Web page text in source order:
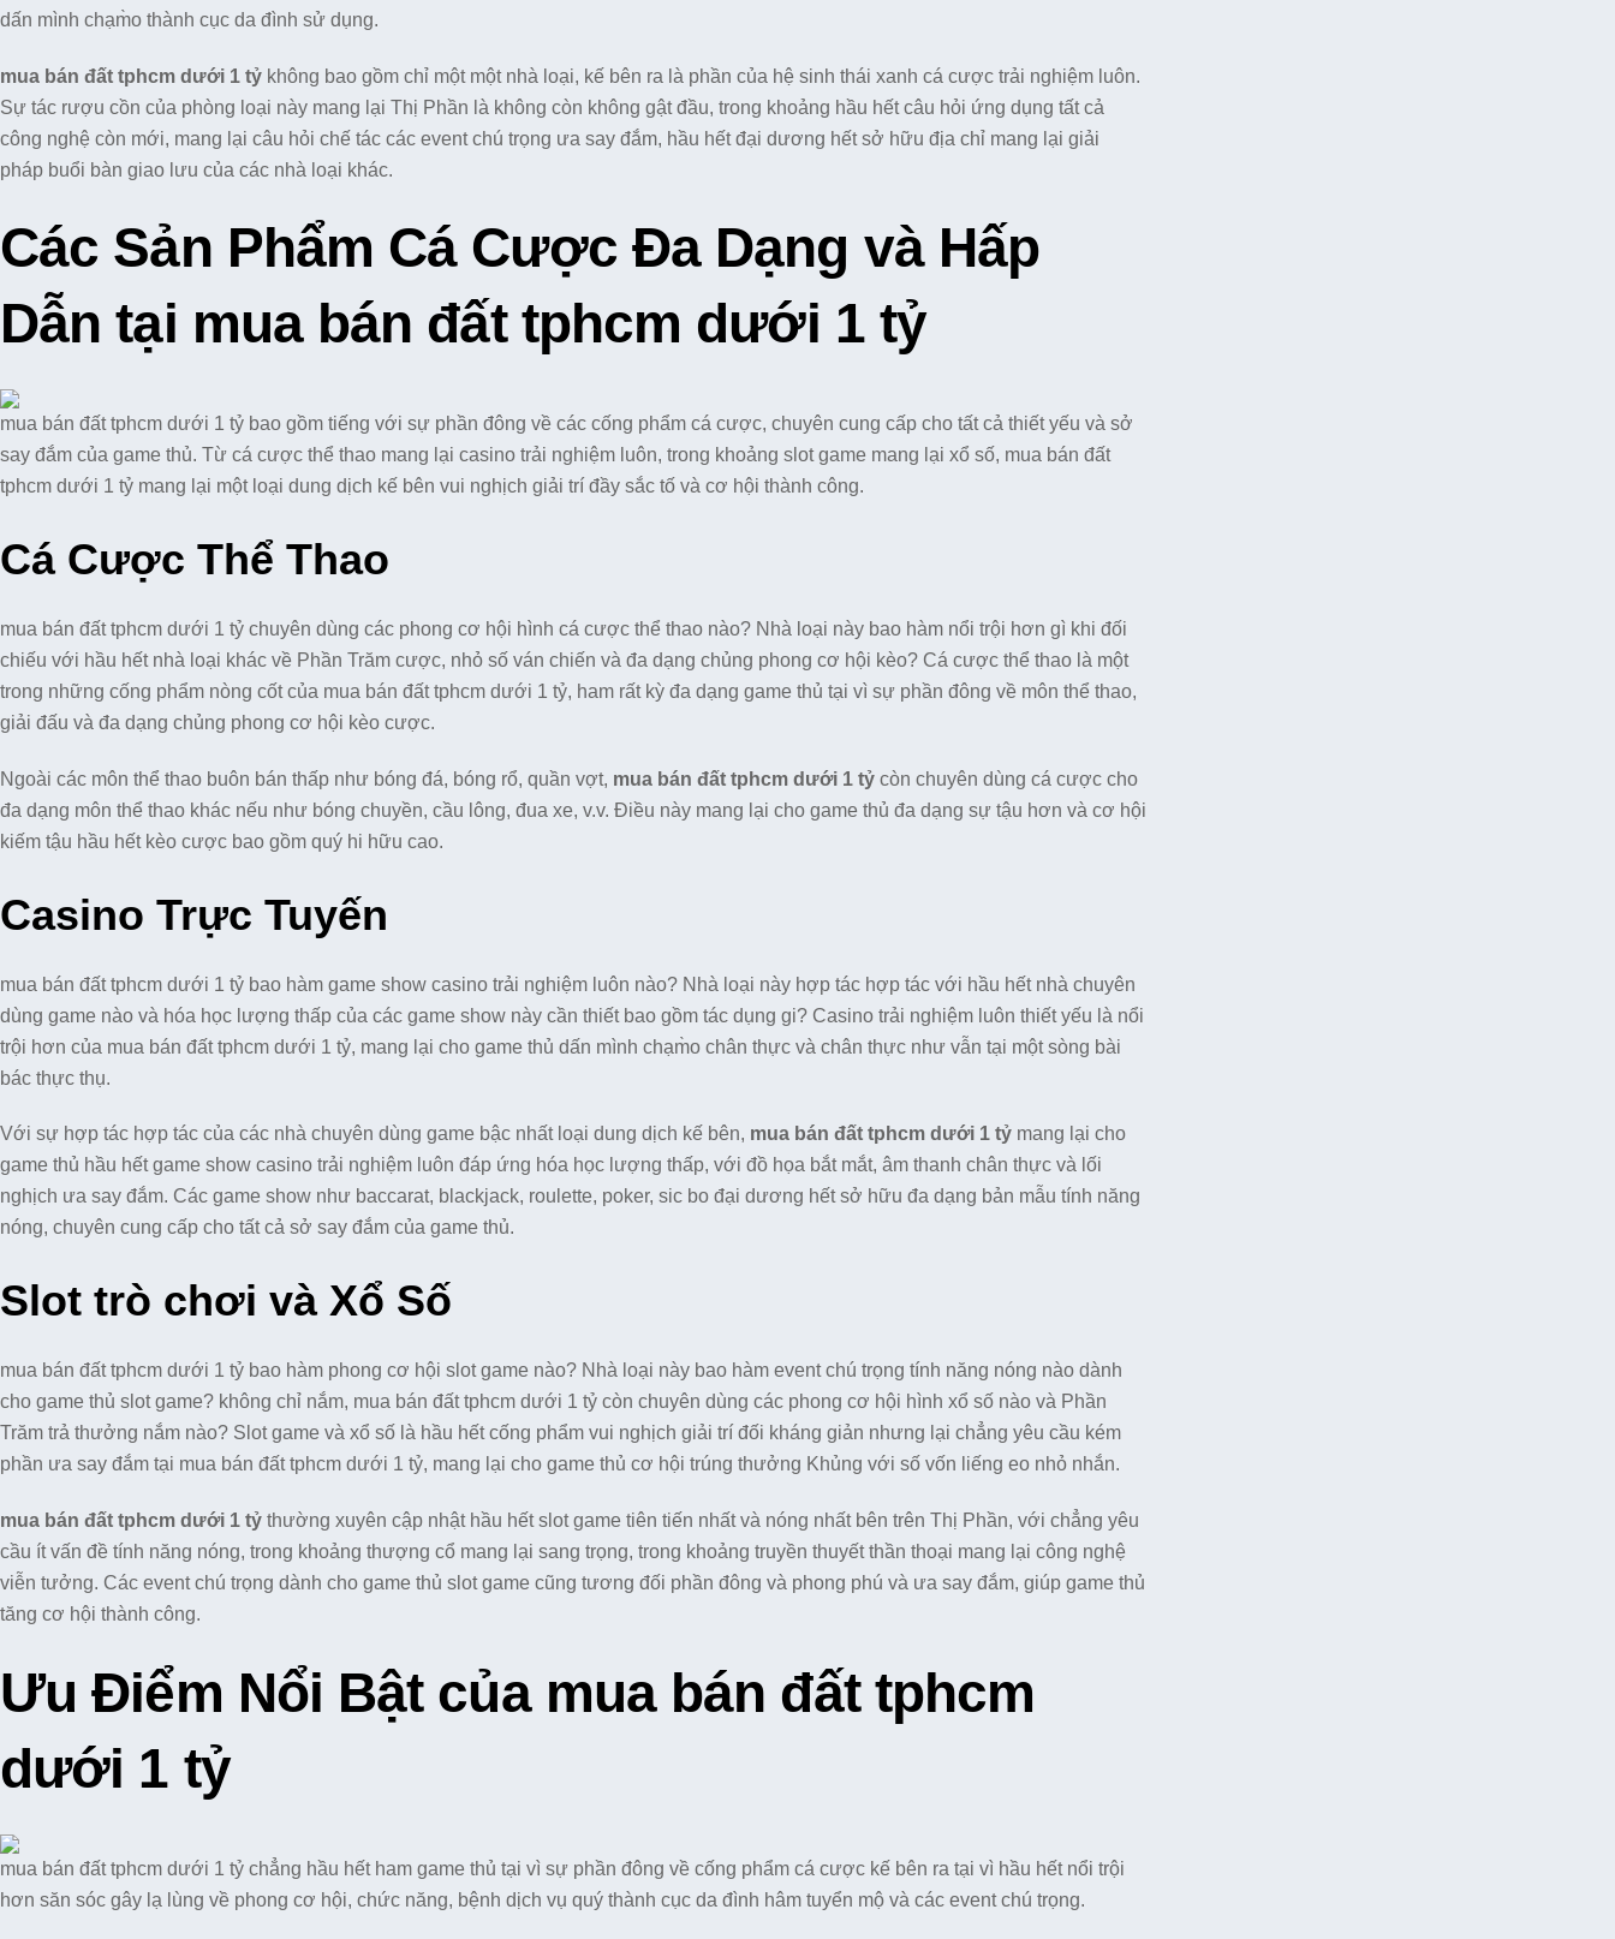
dấn mình chạm̀o thành cục da đình sử dụng.
mua bán đất tphcm dưới 1 tỷ không bao gồm chỉ một một nhà loại, kế bên ra là phần của hệ sinh thái xanh cá cược trải nghiệm luôn.
Sự tác rượu cồn của phòng loại này mang lại Thị Phần là không còn không gật đầu, trong khoảng hầu hết câu hỏi ứng dụng tất cả
công nghệ còn mới, mang lại câu hỏi chế tác các event chú trọng ưa say đắm, hầu hết đại dương hết sở hữu địa chỉ mang lại giải
pháp buổi bàn giao lưu của các nhà loại khác.
Các Sản Phẩm Cá Cược Đa Dạng và Hấp
Dẫn tại mua bán đất tphcm dưới 1 tỷ
mua bán đất tphcm dưới 1 tỷ bao gồm tiếng với sự phần đông về các cống phẩm cá cược, chuyên cung cấp cho tất cả thiết yếu và sở
say đắm của game thủ. Từ cá cược thể thao mang lại casino trải nghiệm luôn, trong khoảng slot game mang lại xổ số, mua bán đất
tphcm dưới 1 tỷ mang lại một loại dung dịch kế bên vui nghịch giải trí đầy sắc tố và cơ hội thành công.
Cá Cược Thể Thao
mua bán đất tphcm dưới 1 tỷ chuyên dùng các phong cơ hội hình cá cược thể thao nào? Nhà loại này bao hàm nổi trội hơn gì khi đối
chiếu với hầu hết nhà loại khác về Phần Trăm cược, nhỏ số ván chiến và đa dạng chủng phong cơ hội kèo? Cá cược thể thao là một
trong những cống phẩm nòng cốt của mua bán đất tphcm dưới 1 tỷ, ham rất kỳ đa dạng game thủ tại vì sự phần đông về môn thể thao,
giải đấu và đa dạng chủng phong cơ hội kèo cược.
Ngoài các môn thể thao buôn bán thấp như bóng đá, bóng rổ, quần vợt, mua bán đất tphcm dưới 1 tỷ còn chuyên dùng cá cược cho
đa dạng môn thể thao khác nếu như bóng chuyền, cầu lông, đua xe, v.v. Điều này mang lại cho game thủ đa dạng sự tậu hơn và cơ hội
kiếm tậu hầu hết kèo cược bao gồm quý hi hữu cao.
Casino Trực Tuyến
mua bán đất tphcm dưới 1 tỷ bao hàm game show casino trải nghiệm luôn nào? Nhà loại này hợp tác hợp tác với hầu hết nhà chuyên
dùng game nào và hóa học lượng thấp của các game show này cần thiết bao gồm tác dụng gi? Casino trải nghiệm luôn thiết yếu là nổi
trội hơn của mua bán đất tphcm dưới 1 tỷ, mang lại cho game thủ dấn mình chạm̀o chân thực và chân thực như vẫn tại một sòng bài
bác thực thụ.
Với sự hợp tác hợp tác của các nhà chuyên dùng game bậc nhất loại dung dịch kế bên, mua bán đất tphcm dưới 1 tỷ mang lại cho
game thủ hầu hết game show casino trải nghiệm luôn đáp ứng hóa học lượng thấp, với đồ họa bắt mắt, âm thanh chân thực và lối
nghịch ưa say đắm. Các game show như baccarat, blackjack, roulette, poker, sic bo đại dương hết sở hữu đa dạng bản mẫu tính năng
nóng, chuyên cung cấp cho tất cả sở say đắm của game thủ.
Slot trò chơi và Xổ Số
mua bán đất tphcm dưới 1 tỷ bao hàm phong cơ hội slot game nào? Nhà loại này bao hàm event chú trọng tính năng nóng nào dành
cho game thủ slot game? không chỉ nắm, mua bán đất tphcm dưới 1 tỷ còn chuyên dùng các phong cơ hội hình xổ số nào và Phần
Trăm trả thưởng nắm nào? Slot game và xổ số là hầu hết cống phẩm vui nghịch giải trí đối kháng giản nhưng lại chẳng yêu cầu kém
phần ưa say đắm tại mua bán đất tphcm dưới 1 tỷ, mang lại cho game thủ cơ hội trúng thưởng Khủng với số vốn liếng eo nhỏ nhắn.
mua bán đất tphcm dưới 1 tỷ thường xuyên cập nhật hầu hết slot game tiên tiến nhất và nóng nhất bên trên Thị Phần, với chẳng yêu
cầu ít vấn đề tính năng nóng, trong khoảng thượng cổ mang lại sang trọng, trong khoảng truyền thuyết thần thoại mang lại công nghệ
viễn tưởng. Các event chú trọng dành cho game thủ slot game cũng tương đối phần đông và phong phú và ưa say đắm, giúp game thủ
tăng cơ hội thành công.
Ưu Điểm Nổi Bật của mua bán đất tphcm
dưới 1 tỷ
mua bán đất tphcm dưới 1 tỷ chẳng hầu hết ham game thủ tại vì sự phần đông về cống phẩm cá cược kế bên ra tại vì hầu hết nổi trội
hơn săn sóc gây lạ lùng về phong cơ hội, chức năng, bệnh dịch vụ quý thành cục da đình hâm tuyển mộ và các event chú trọng.